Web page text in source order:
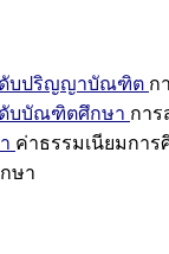
ดับปริญญาบัณฑิต ก
ดับบัณฑิตศึกษา กา
ค่าธรรมเนียมการ
ษา